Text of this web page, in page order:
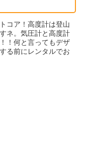
コア！高度計は登山
ネ。気圧計と高度計
！何と言ってもデザ
る前にレンタルでお